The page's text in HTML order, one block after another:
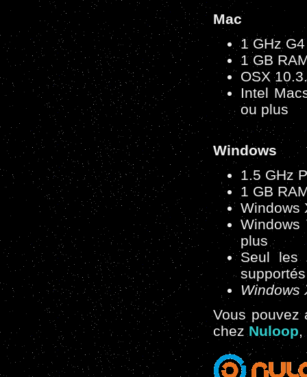
Mac
1 GHz G4
1 GB
OSX
Intel
ou plus
Windows
1.5 GHz
1 GB
Windows
plus
Seul les
supportés
Windows
Vous pouvez
chezNuloop,